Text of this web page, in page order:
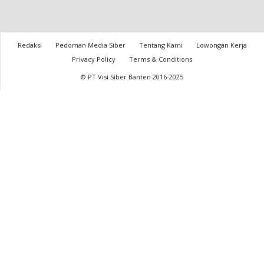
Redaksi Pedoman Media Siber Tentang Kami
Lowongan Kerja
Privacy Policy
Terms & Conditions
© PT Visi Siber Banten 2016-2025